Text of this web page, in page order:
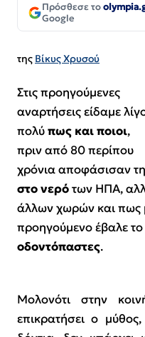
Πρόσθεσε το
Google
της Βίκυς Χρυσού
Στις προηγούμενες
αναρτήσεις είδαμε
πολύπως και ποιοι,
πριν από 80 περίπου
χρόνια αποφάσισαν
στο νερότων ΗΠΑ,
άλλων χωρών και πως
προηγούμενο έβαλε το
οδοντόπαστες.
Μολονότι στην
επικρατήσει ο